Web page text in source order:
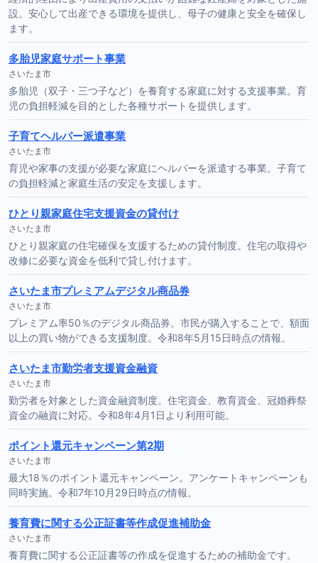
設。安心して出産できる環境を提供し、母子の健康と安全を確保し
ます。
多胎児家庭サポート事業
さいたま市
多胎児（双子・三つ子など）を養育する家庭に対する支援事業。育
児の負担軽減を目的とした各種サポートを提供します。
子育てヘルパー派遣事業
さいたま市
育児や家事の支援が必要な家庭にヘルパーを派遣する事業。子育て
の負担軽減と家庭生活の安定を支援します。
ひとり親家庭住宅支援資金の貸付け
さいたま市
ひとり親家庭の住宅確保を支援するための貸付制度。住宅の取得や
改修に必要な資金を低利で貸し付けます。
さいたま市プレミアムデジタル商品券
さいたま市
プレミアム率50％のデジタル商品券。市民が購入することで、額面
以上の買い物ができる支援制度。令和8年5月15日時点の情報。
さいたま市勤労者支援資金融資
さいたま市
勤労者を対象とした資金融資制度。住宅資金、教育資金、冠婚葬祭
資金の融資に対応。令和8年4月1日より利用可能。
ポイント還元キャンペーン第2期
さいたま市
最大18％のポイント還元キャンペーン。アンケートキャンペーンも
同時実施。令和7年10月29日時点の情報。
養育費に関する公正証書等作成促進補助金
さいたま市
養育費に関する公正証書等の作成を促進するための補助金です。